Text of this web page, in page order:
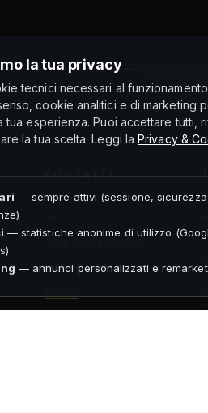
CONTATTI
ti.liamlagel
@otuailleccuF
la tua privacy
tecnici necessari al
cookie analitici e di marketing
tua esperienza. Puoi accettare tutti,
la tua scelta. Leggi laPrivacy &
— sempre attivi (sessione,
— statistiche anonime di utilizzo
— annunci personalizzati e